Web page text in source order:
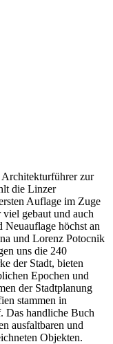
Architekturführer zur
die Linzer
Auflage im Zuge
gebaut und auch
Neuauflage höchst an
und Lorenz Potocnik
uns die 240
der Stadt, bieten
Epochen und
der Stadtplanung
stammen in
Das handliche Buch
ausfaltbaren und
Objekten.